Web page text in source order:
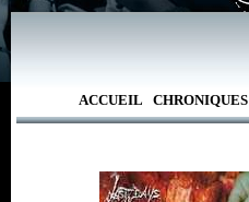
ACCUEIL CHRONIQUES